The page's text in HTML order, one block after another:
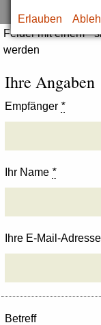
Erlauben
Felder mit einem *
werden
Ihre Angaben
Empfänger *
Ihr Name *
Ihre E-Mail-Adresse
Betreff